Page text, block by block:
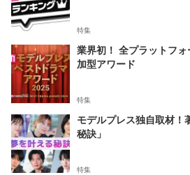
特集
業界初！ 全プラットフ
加型アワード
特集
モデルプレス独自取材！
秘訣」
特集